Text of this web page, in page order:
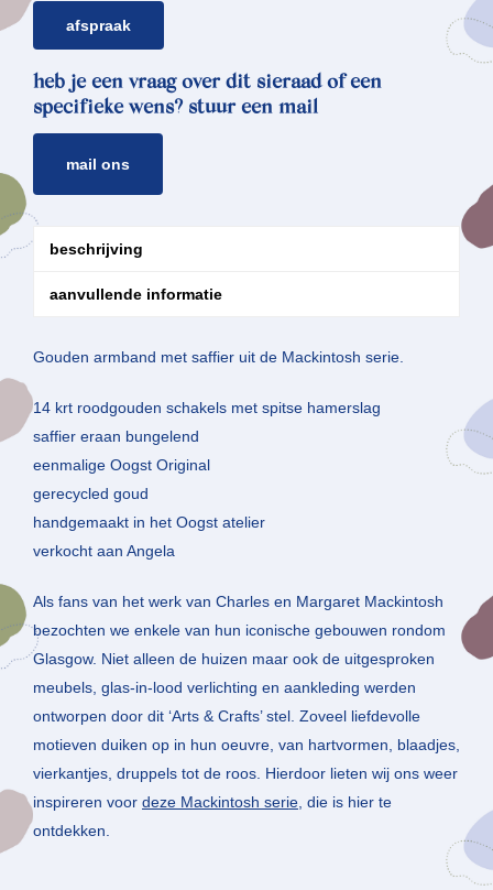
afspraak
heb je een vraag over dit sieraad of een
specifieke wens? stuur een mail
mail ons
beschrijving
aanvullende informatie
Gouden armband met saffier uit de Mackintosh serie.
14 krt roodgouden schakels met spitse hamerslag
saffier eraan bungelend
eenmalige Oogst Original
gerecycled goud
handgemaakt in het Oogst atelier
verkocht aan Angela
Als fans van het werk van Charles en Margaret Mackintosh
bezochten we enkele van hun iconische gebouwen rondom
Glasgow. Niet alleen de huizen maar ook de uitgesproken
meubels, glas-in-lood verlichting en aankleding werden
ontworpen door dit ‘Arts & Crafts’ stel. Zoveel liefdevolle
motieven duiken op in hun oeuvre, van hartvormen, blaadjes,
vierkantjes, druppels tot de roos. Hierdoor lieten wij ons weer
inspireren voor deze Mackintosh serie , die is hier te
ontdekken.